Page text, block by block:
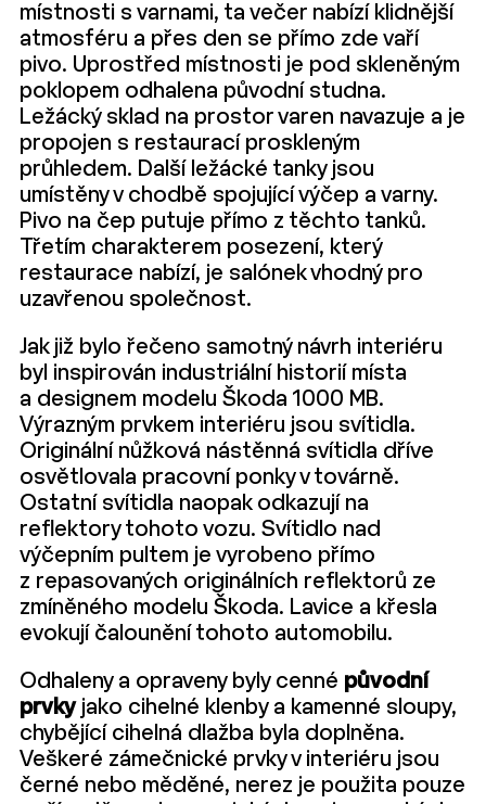
místnosti s varnami, ta večer nabízí klidnější
atmosféru a přes den se přímo zde vaří
pivo. Uprostřed místnosti je pod skleněným
poklopem odhalena původní studna.
Ležácký sklad na prostor varen navazuje a je
propojen s restaurací proskleným
průhledem. Další ležácké tanky jsou
umístěny v chodbě spojující výčep a varny.
Pivo na čep putuje přímo z těchto tanků.
Třetím charakterem posezení, který
restaurace nabízí, je salónek vhodný pro
uzavřenou společnost.
Jak již bylo řečeno samotný návrh interiéru
byl inspirován industriální historií místa
a designem modelu Škoda 1000 MB.
Výrazným prvkem interiéru jsou svítidla.
Originální nůžková nástěnná svítidla dříve
osvětlovala pracovní ponky v továrně.
Ostatní svítidla naopak odkazují na
reflektory tohoto vozu. Svítidlo nad
výčepním pultem je vyrobeno přímo
z repasovaných originálních reflektorů ze
zmíněného modelu Škoda. Lavice a křesla
evokují čalounění tohoto automobilu.
Odhaleny a opraveny byly cenné původní
prvkyjako cihelné klenby a kamenné sloupy,
chybějící cihelná dlažba byla doplněna.
Veškeré zámečnické prvky v interiéru jsou
černé nebo měděné, nerez je použita pouze